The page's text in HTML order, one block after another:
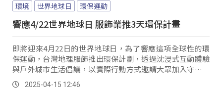
環境 世界地球日 環保運動
響應4/22世界地球日 服飾業推3天環保計畫
即將迎來4月22日的世界地球日，為了響應這項全球性的環
保運動，台灣地理服飾推出環保計劃，透過沈浸式互動體驗
與戶外城市生活倡議，以實際行動方式邀請大眾加入守護環
境的綠色行動。
2025-04-15 12:46